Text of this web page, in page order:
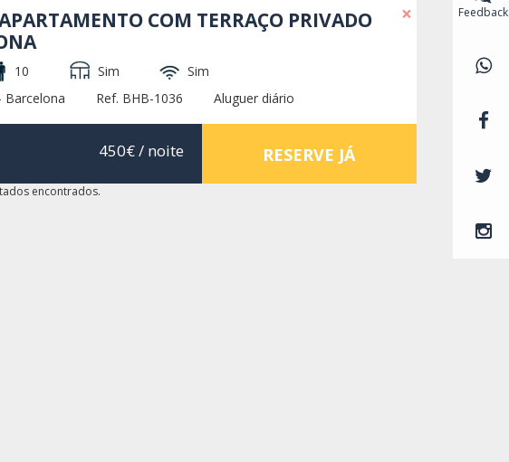
×
COM TERRAÇO PRIVADO
10 Sim
Sim
Barcelona
Ref. BHB-1036 Aluguer diário
450€/ noite RESERVE JÁ
encontrados.
Feedback